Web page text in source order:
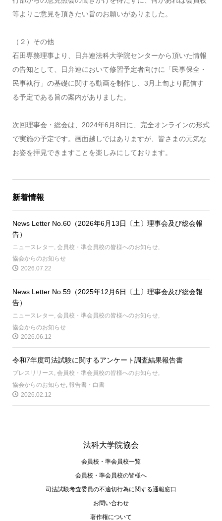
等よりご意見を頂きたい旨のお願いがありました。
（２）その他
石田専務理事より、日弁連法科大学院センターから頂いた情報
の告知として、日弁連において修習予定者向けに「民事保全・
民事執行」の基礎に関する動画を制作し、3月上旬より配信す
る予定である旨の案内がありました。
次回理事会・総会は、2024年6月8日に、完全オンラインの形式
で実施の予定です。画面越しではありますが、皆さまの元気な
お姿を拝見できますことを楽しみにしております。
新着情報
News Letter No.60（2026年6月13日〔土〕理事会及び総会報
告）
ニュースレター 会員校・準会員校の皆様へのお知らせ
協会からのお知らせ
2026.07.22
News Letter No.59（2025年12月6日〔土〕理事会及び総会報
告）
ニュースレター, 会員校・準会員校の皆様へのお知らせ,
協会からのお知らせ
2026.06.12
令和7年度司法試験に関するアンケート調査結果報告書
プレスリリース, 会員校・準会員校の皆様へのお知らせ,
協会からのお知らせ 報告書・白書
2026.02.12
法科大学院協会
会員校・準会員校一覧
会員校・準会員校の皆様へ
司法試験考査委員の不適切⾏為に関する通報窓⼝
お問い合わせ
著作権について